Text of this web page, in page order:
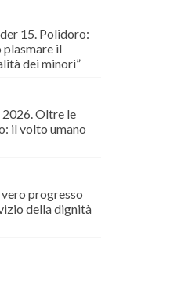
15. Polidoro:
plasmare il
dei minori”
Oltre le
il volto umano
vero progresso
della dignità